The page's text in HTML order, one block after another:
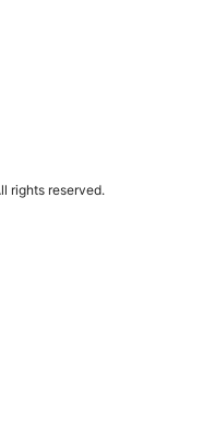
rights reserved.